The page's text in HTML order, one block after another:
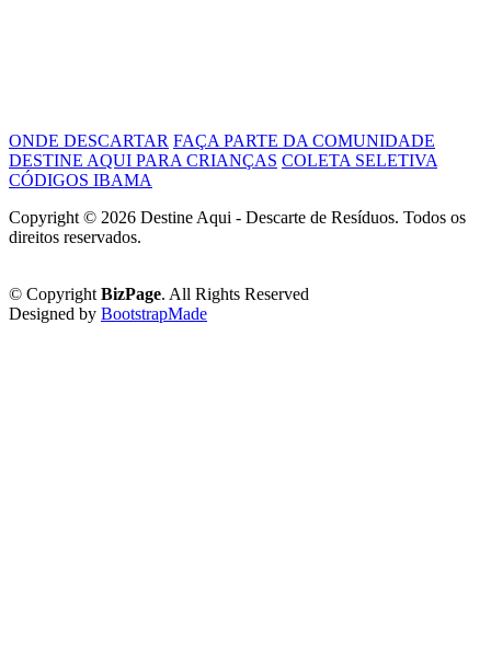
ONDE DESCARTAR FAÇA PARTE DA COMUNIDADE
DESTINE AQUI PARA CRIANÇAS COLETA SELETIVA
CÓDIGOS IBAMA
Copyright © 2026 Destine Aqui - Descarte de Resíduos. Todos os
direitos reservados.
© Copyright BizPage. All Rights Reserved
Designed by BootstrapMade